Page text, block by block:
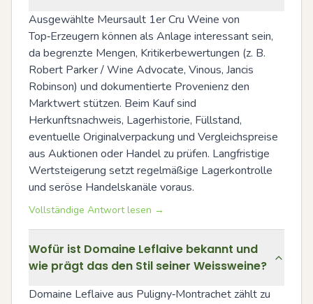
Ausgewählte Meursault 1er Cru Weine von
Top‑Erzeugern können als Anlage interessant sein,
da begrenzte Mengen, Kritikerbewertungen (z. B.
Robert Parker / Wine Advocate, Vinous, Jancis
Robinson) und dokumentierte Provenienz den
Marktwert stützen. Beim Kauf sind
Herkunftsnachweis, Lagerhistorie, Füllstand,
eventuelle Originalverpackung und Vergleichspreise
aus Auktionen oder Handel zu prüfen. Langfristige
Wertsteigerung setzt regelmäßige Lagerkontrolle
und seröse Handelskanäle voraus.
Vollständige Antwort lesen →
Wofür ist Domaine Leflaive bekannt und
wie prägt das den Stil seiner Weissweine?
Domaine Leflaive aus Puligny‑Montrachet zählt zu